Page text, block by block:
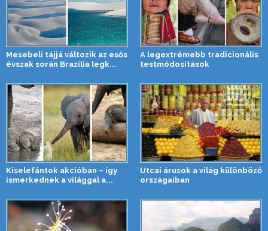
Mesebeli tájjá változik az esős
évszak során Brazília legk...
A legextrémebb tradicionális
testmódosítások
Kiselefántok akcióban – így
ismerkednek a világgal a...
Utcai árusok a világ különböző
országaiban